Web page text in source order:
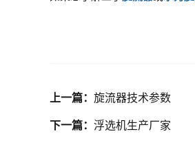
上一篇： 旋流器技术参数
下一篇： 浮选机生产厂家